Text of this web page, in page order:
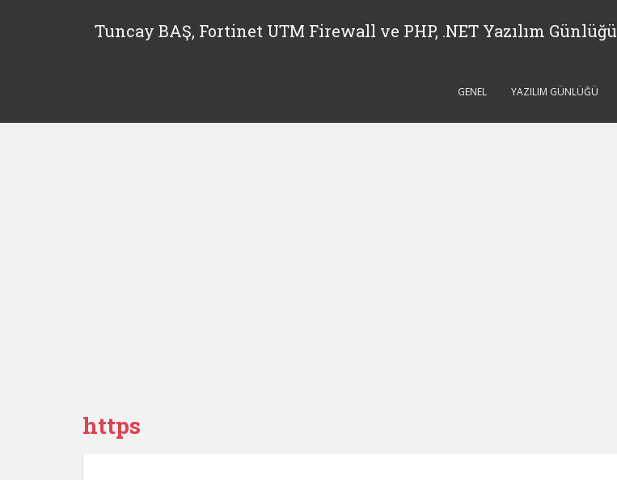
Tuncay BAŞ, Fortinet UTM Firewall ve PHP, .NET Yazılım Günlüğü
GENEL YAZILIM GÜNLÜĞÜ
https